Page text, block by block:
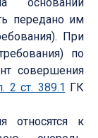
передано им
При
по
совершения
2 ст. 389.1 ГК
относятся к